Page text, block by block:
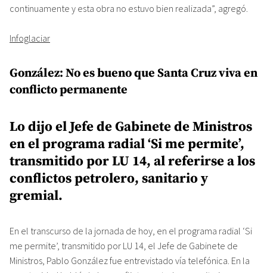
continuamente y esta obra no estuvo bien realizada”, agregó.
Infoglaciar
González: No es bueno que Santa Cruz viva en
conflicto permanente
Lo dijo el Jefe de Gabinete de Ministros
en el programa radial ‘Si me permite’,
transmitido por LU 14, al referirse a los
conflictos petrolero, sanitario y
gremial.
En el transcurso de la jornada de hoy, en el programa radial ‘Si
me permite’, transmitido por LU 14, el Jefe de Gabinete de
Ministros, Pablo González fue entrevistado vía telefónica. En la